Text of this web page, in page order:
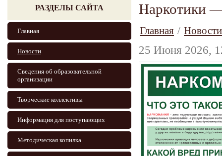
РАЗДЕЛЫ САЙТА
Главная
Новости
Сведения об образовательной
организации
Творческие коллективы
Информация для поступающих
Методическая копилка
Наркотики
Главная / Новости
25 Июня 2026,